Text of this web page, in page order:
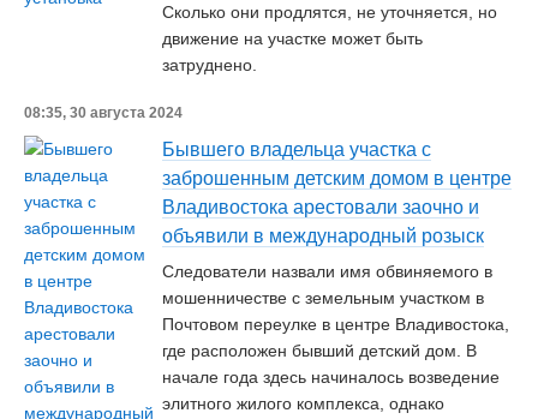
Сколько они продлятся, не уточняется, но
движение на участке может быть
затруднено.
08:35, 30 августа 2024
Бывшего владельца участка с
заброшенным детским домом в центре
Владивостока арестовали заочно и
объявили в международный розыск
Следователи назвали имя обвиняемого в
мошенничестве с земельным участком в
Почтовом переулке в центре Владивостока,
где расположен бывший детский дом. В
начале года здесь начиналось возведение
элитного жилого комплекса, однако